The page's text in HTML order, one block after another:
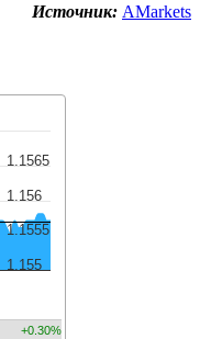
Источник: AMarkets
1.155
1.1555
1.156
1.1565
+0.30%